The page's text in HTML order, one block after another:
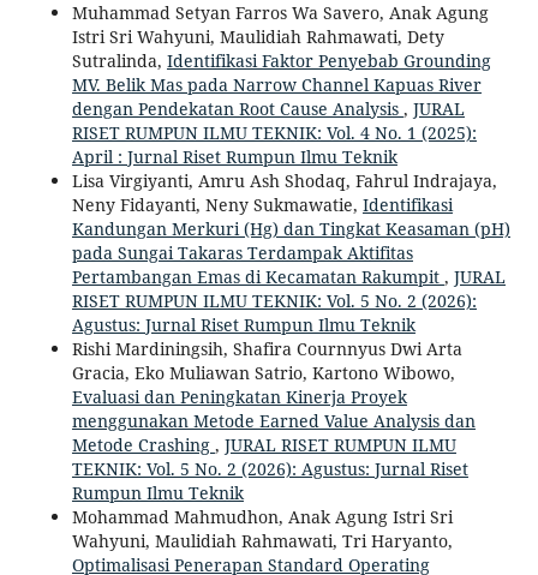
Muhammad Setyan Farros Wa Savero, Anak Agung
Istri Sri Wahyuni, Maulidiah Rahmawati, Dety
Sutralinda, Identifikasi Faktor Penyebab Grounding
MV. Belik Mas pada Narrow Channel Kapuas River
dengan Pendekatan Root Cause Analysis , JURAL
RISET RUMPUN ILMU TEKNIK: Vol. 4 No. 1 (2025):
April : Jurnal Riset Rumpun Ilmu Teknik
Lisa Virgiyanti, Amru Ash Shodaq, Fahrul Indrajaya,
Neny Fidayanti, Neny Sukmawatie, Identifikasi
Kandungan Merkuri (Hg) dan Tingkat Keasaman (pH)
pada Sungai Takaras Terdampak Aktifitas
Pertambangan Emas di Kecamatan Rakumpit , JURAL
RISET RUMPUN ILMU TEKNIK: Vol. 5 No. 2 (2026):
Agustus: Jurnal Riset Rumpun Ilmu Teknik
Rishi Mardiningsih, Shafira Cournnyus Dwi Arta
Gracia, Eko Muliawan Satrio, Kartono Wibowo,
Evaluasi dan Peningkatan Kinerja Proyek
menggunakan Metode Earned Value Analysis dan
Metode Crashing , JURAL RISET RUMPUN ILMU
TEKNIK: Vol. 5 No. 2 (2026): Agustus: Jurnal Riset
Rumpun Ilmu Teknik
Mohammad Mahmudhon, Anak Agung Istri Sri
Wahyuni, Maulidiah Rahmawati, Tri Haryanto,
Optimalisasi Penerapan Standard Operating